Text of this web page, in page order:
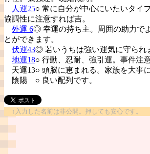
人運25○ 常に自分が中心にいたいタイ
協調性に注意すれば吉。
外運 6◎ 幸運の持ち主。周囲の助力で
とができます。
伏運43◎ 若いうちは強い運気に守られ
地運18○ 行動、忍耐、強引運。事件注意
天運13○ 頭脳に恵まれる。家族を大事に
陰陽 ○ 良い配列です。
↑入力した名前は非公開。押しても安心です。